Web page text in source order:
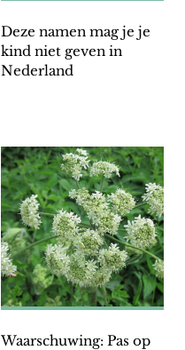
Deze namen mag je je
kind niet geven in
Nederland
Waarschuwing: Pas op